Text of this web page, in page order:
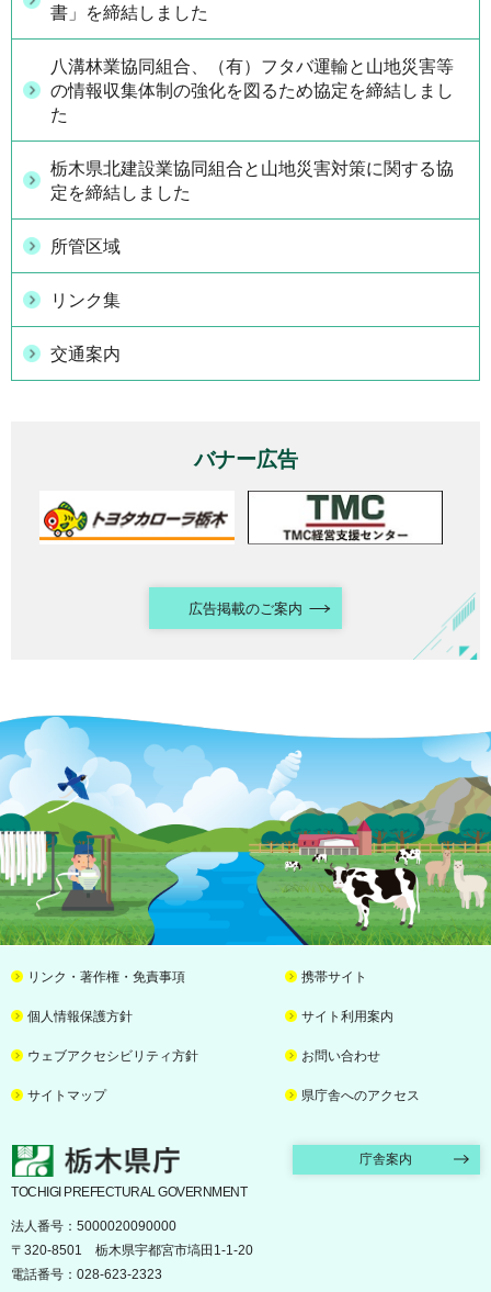
書」を締結しました
八溝林業協同組合、（有）フタバ運輸と山地災害等
の情報収集体制の強化を図るため協定を締結しまし
た
栃木県北建設業協同組合と山地災害対策に関する協
定を締結しました
所管区域
リンク集
交通案内
バナー広告
広告掲載のご案内
リンク・著作権・免責事項 携帯サイト
個人情報保護方針 サイト利用案内
ウェブアクセシビリティ方針 お問い合わせ
サイトマップ 県庁舎へのアクセス
栃木県庁 庁舎案内
TOCHIGI PREFECTURAL GOVERNMENT
法人番号：5000020090000
〒320-8501 栃木県宇都宮市塙田1-1-20
電話番号：028-623-2323